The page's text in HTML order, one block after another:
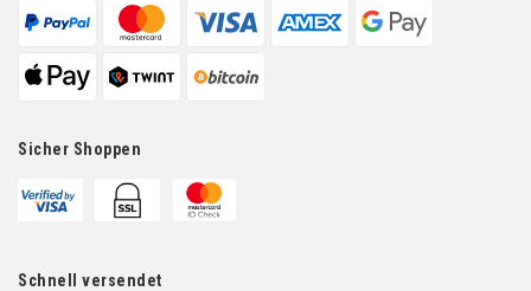
Sicher Shoppen
Schnell versendet